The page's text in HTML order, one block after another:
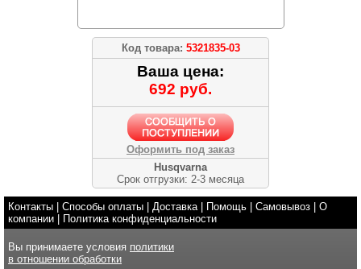
Код товара: 5321835-03
Ваша цена:
692 руб.
Оформить под заказ
Husqvarna
Срок отгрузки: 2-3 месяца
Контакты Способы оплаты Доставка| Помощь Самовывоз
О
компании
Политика конфиденциальности
Вы принимаете условия политики
в отношении обработки